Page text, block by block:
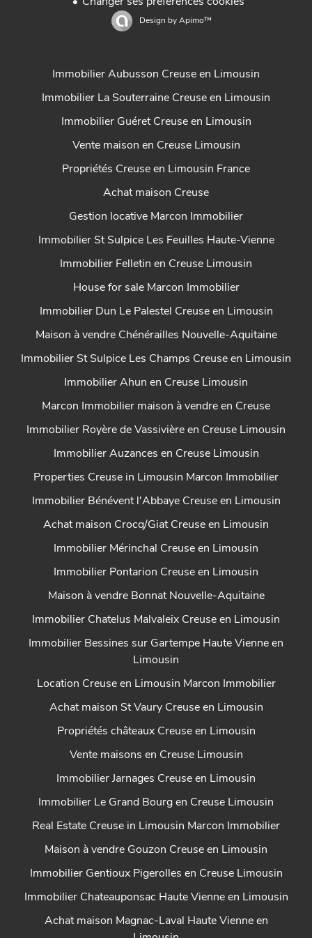
Changer ses préférences cookies
Design by Apimo™
Immobilier Aubusson Creuse en Limousin
Immobilier La Souterraine Creuse en Limousin
Immobilier Guéret Creuse en Limousin
Vente maison en Creuse Limousin
Propriétés Creuse en Limousin France
Achat maison Creuse
Gestion locative Marcon Immobilier
Immobilier St Sulpice Les Feuilles Haute-Vienne
Immobilier Felletin en Creuse Limousin
House for sale Marcon Immobilier
Immobilier Dun Le Palestel Creuse en Limousin
Maison à vendre Chénérailles Nouvelle-Aquitaine
Immobilier St Sulpice Les Champs Creuse en Limousin
Immobilier Ahun en Creuse Limousin
Marcon Immobilier maison à vendre en Creuse
Immobilier Royère de Vassivière en Creuse Limousin
Immobilier Auzances en Creuse Limousin
Properties Creuse in Limousin Marcon Immobilier
Immobilier Bénévent l'Abbaye Creuse en Limousin
Achat maison Crocq/Giat Creuse en Limousin
Immobilier Mérinchal Creuse en Limousin
Immobilier Pontarion Creuse en Limousin
Maison à vendre Bonnat Nouvelle-Aquitaine
Immobilier Chatelus Malvaleix Creuse en Limousin
Immobilier Bessines sur Gartempe Haute Vienne en
Limousin
Location Creuse en Limousin Marcon Immobilier
Achat maison St Vaury Creuse en Limousin
Propriétés châteaux Creuse en Limousin
Vente maisons en Creuse Limousin
Immobilier Jarnages Creuse en Limousin
Immobilier Le Grand Bourg en Creuse Limousin
Real Estate Creuse in Limousin Marcon Immobilier
Maison à vendre Gouzon Creuse en Limousin
Immobilier Gentioux Pigerolles en Creuse Limousin
Immobilier Chateauponsac Haute Vienne en Limousin
Achat maison Magnac-Laval Haute Vienne en